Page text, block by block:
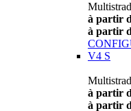
à partir
à partir
V4 S
à partir
à partir